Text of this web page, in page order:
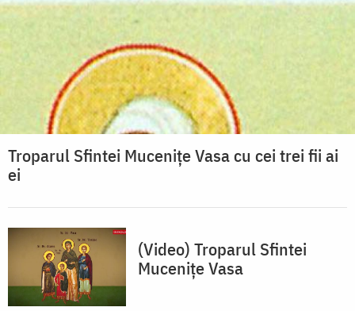
Troparul Sfintei Muceniţe Vasa cu cei trei fii ai
ei
(Video) Troparul Sfintei
Mucenițe Vasa